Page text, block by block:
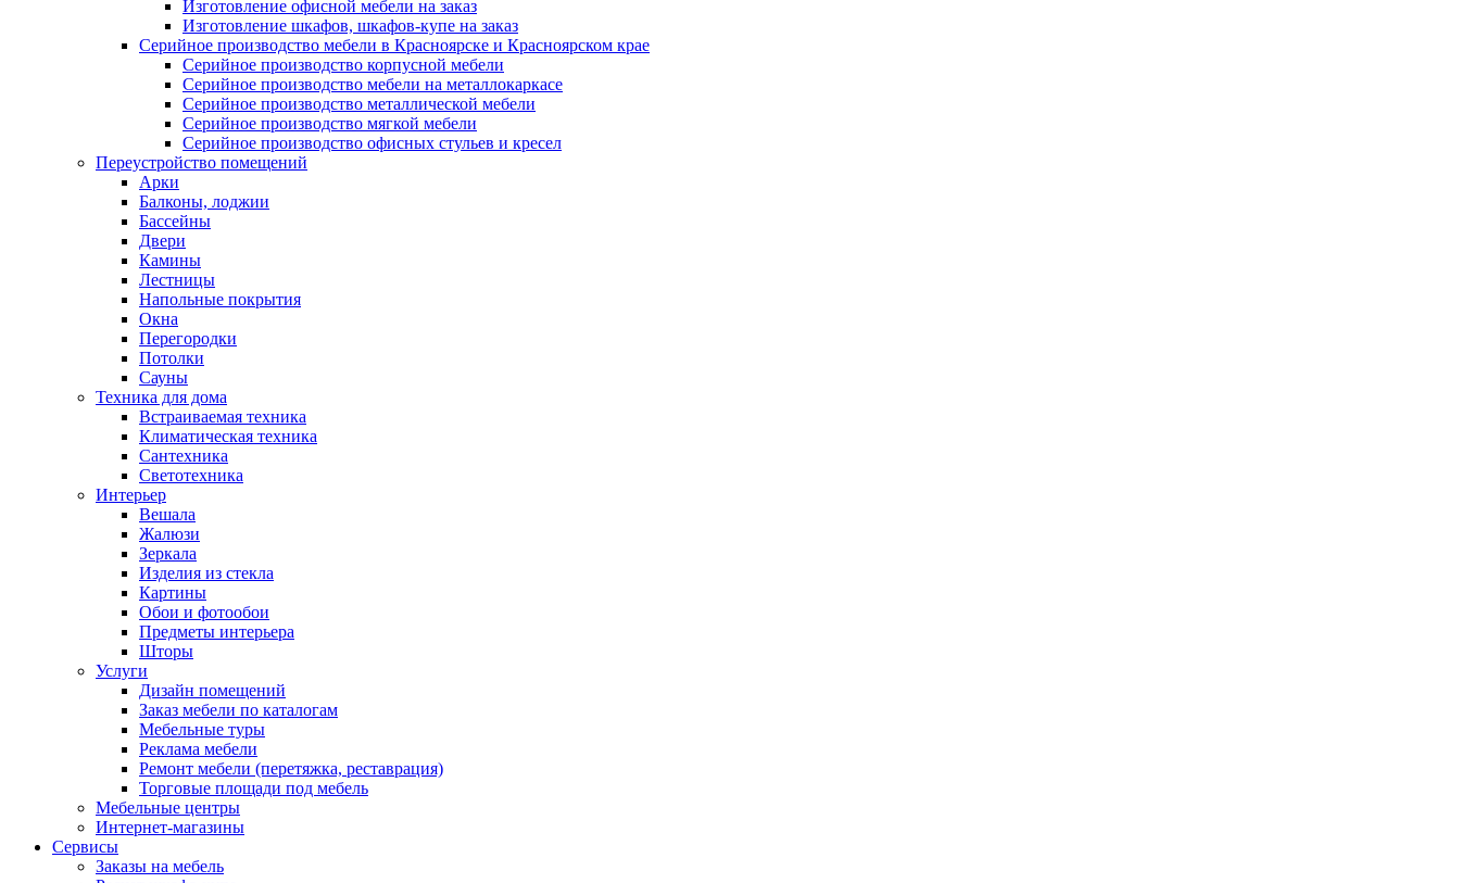
Изготовление офисной мебели на заказ
Изготовление шкафов, шкафов-купе на заказ
Серийное производство мебели в Красноярске и Красноярском крае
Серийное производство корпусной мебели
Серийное производство мебели на металлокаркасе
Серийное производство металлической мебели
Серийное производство мягкой мебели
Серийное производство офисных стульев и кресел
Переустройство помещений
Арки
Балконы, лоджии
Бассейны
Двери
Камины
Лестницы
Напольные покрытия
Окна
Перегородки
Потолки
Сауны
Техника для дома
Встраиваемая техника
Климатическая техника
Сантехника
Светотехника
Интерьер
Вешала
Жалюзи
Зеркала
Изделия из стекла
Картины
Обои и фотообои
Предметы интерьера
Шторы
Услуги
Дизайн помещений
Заказ мебели по каталогам
Мебельные туры
Реклама мебели
Ремонт мебели (перетяжка, реставрация)
Торговые площади под мебель
Мебельные центры
Интернет-магазины
Сервисы
Заказы на мебель